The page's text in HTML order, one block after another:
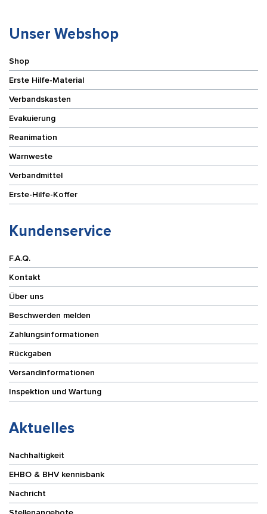
Unser Webshop
Shop
Erste Hilfe-Material
Verbandskasten
Evakuierung
Reanimation
Warnweste
Verbandmittel
Erste-Hilfe-Koffer
Kundenservice
F.A.Q.
Kontakt
Über uns
Beschwerden melden
Zahlungsinformationen
Rückgaben
Versandinformationen
Inspektion und Wartung
Aktuelles
Nachhaltigkeit
EHBO & BHV kennisbank
Nachricht